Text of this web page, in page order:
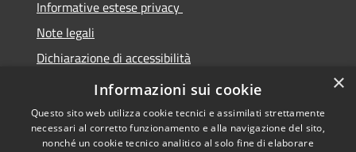
Informative estese privacy
Note legali
Dichiarazione di accessibilità
Obbiettivi di Accessibilità
×
Informazioni sui cookie
Questo sito web utilizza cookie tecnici e assimilati strettamente
necessari al corretto funzionamento e alla navigazione del sito,
nonché un cookie tecnico analitico al solo fine di elaborare